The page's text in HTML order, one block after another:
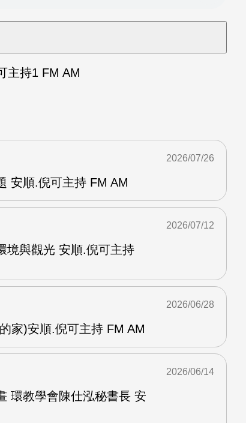
主持1 FM AM
安順.倪可主持 FM AM
2026/07/26
境與觀光 安順.倪可主持
2026/07/12
家)安順.倪可主持 FM AM
2026/06/28
環教學會陳仕泓秘書長 安
2026/06/14